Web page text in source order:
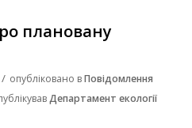
плановану
/ опубліковано вПовідомлення
Департамент екології